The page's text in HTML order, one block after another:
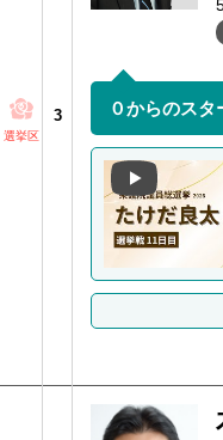
選挙区
3 ０からのスタ